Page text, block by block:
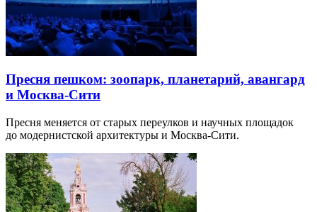
Пресня пешком: зоопарк, планетарий, авангард
и Москва-Сити
Пресня меняется от старых переулков и научных площадок
до модернистской архитектуры и Москва-Сити.